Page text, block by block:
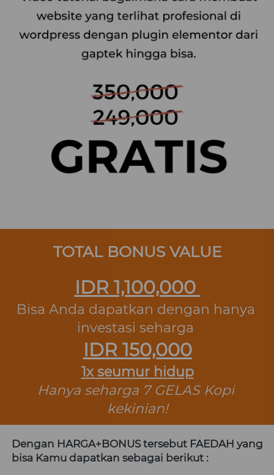
TOTAL BONUS VALUE
IDR 1,100,000
Bisa Anda dapatkan dengan hanya
investasi seharga
IDR 150,000
1x seumur hidup
Hanya seharga 7 GELAS Kopi
kekinian!
Dengan HARGA+BONUS tersebut FAEDAH yang
bisa Kamu dapatkan sebagai berikut :